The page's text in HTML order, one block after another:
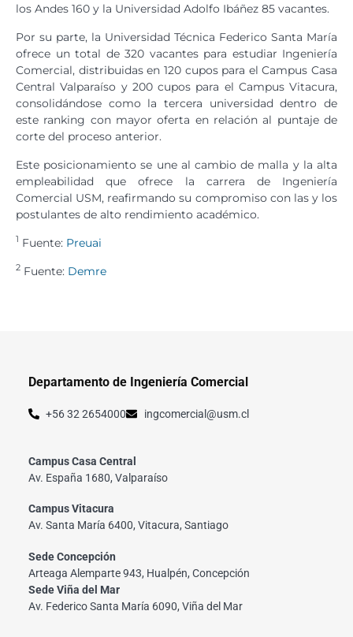
los Andes 160 y la Universidad Adolfo Ibáñez 85 vacantes.
Por su parte, la Universidad Técnica Federico Santa María
ofrece un total de 320 vacantes para estudiar Ingeniería
Comercial, distribuidas en 120 cupos para el Campus Casa
Central Valparaíso y 200 cupos para el Campus Vitacura,
consolidándose como la tercera universidad dentro de
este ranking con mayor oferta en relación al puntaje de
corte del proceso anterior.
Este posicionamiento se une al cambio de malla y la alta
empleabilidad que ofrece la carrera de Ingeniería
Comercial USM, reafirmando su compromiso con las y los
postulantes de alto rendimiento académico.
1 Fuente: Preuai
2 Fuente: Demre
Departamento de Ingeniería Comercial
+56 32 2654000 ingcomercial@usm.cl
Campus Casa Central
Av. España 1680, Valparaíso
Campus Vitacura
Av. Santa María 6400, Vitacura, Santiago
Sede Concepción
Arteaga Alemparte 943, Hualpén, Concepción
Sede Viña del Mar
Av. Federico Santa María 6090, Viña del Mar